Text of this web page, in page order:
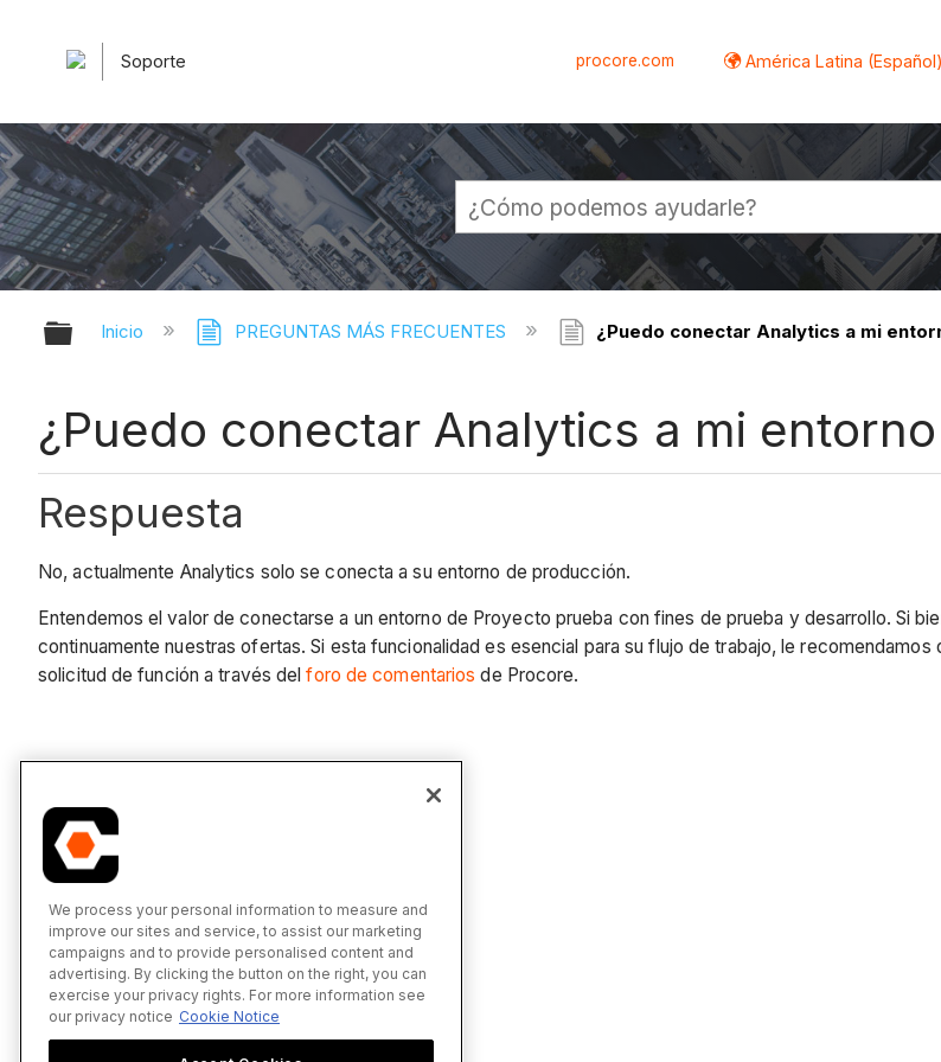
Soporte procore.com América Latina (Español)
Expandir/contraer jerarquía global
Inicio PREGUNTAS MÁS FRECUENTES ¿Puedo conectar Analytics a mi
¿Puedo conectar Analytics a mi
Respuesta
No, actualmente Analytics solo se conecta a su entorno de producción.
Entendemos el valor de conectarse a un entorno de Proyecto prueba con fines de prueba y desarrollo. Si
continuamente nuestras ofertas. Si esta funcionalidad es esencial para su flujo de trabajo, le
solicitud de función a través delforo de comentarios de Procore.
We process your personal information to measure and
improve our sites and service, to assist our marketing
campaigns and to provide personalised content and
advertising. By clicking the button on the right, you can
exercise your privacy rights. For more information see
our privacy notice Cookie Notice